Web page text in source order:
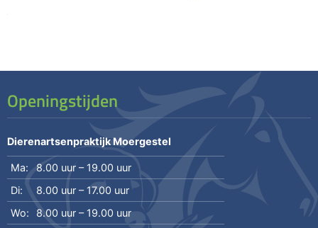
Openingstijden
Dierenartsenpraktijk Moergestel
Ma:
8.00 uur – 19.00 uur
Di:
8.00 uur – 17.00 uur
Wo:
8.00 uur – 19.00 uur